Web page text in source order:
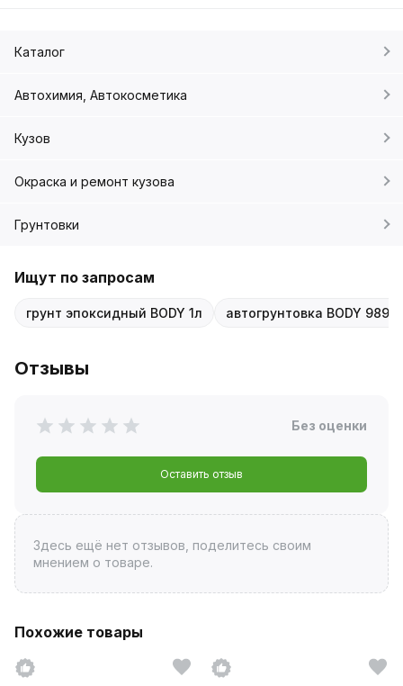
Каталог
Автохимия, Автокосметика
Кузов
Окраска и ремонт кузова
Грунтовки
Ищут по запросам
грунт эпоксидный BODY 1л автогрунтовка BODY 989
Отзывы
Без оценки
Оставить отзыв
Здесь ещё нет отзывов, поделитесь своим
мнением о товаре.
Похожие товары